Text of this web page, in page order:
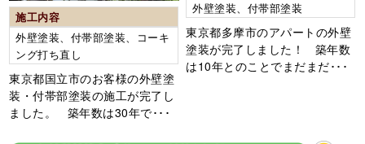
施工内容
外壁塗装、付帯部塗装、コーキ
ング打ち直し
東京都国立市のお客様の外壁塗
装・付帯部塗装の施工が完了し
ました。 築年数は30年で･･･
外壁塗装、付帯部塗装
東京都多摩市のアパートの外壁
塗装が完了しました！ 築年数
は10年とのことでまだまだ･･･